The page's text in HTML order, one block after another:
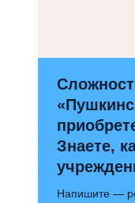
Знаете,
Напишите —